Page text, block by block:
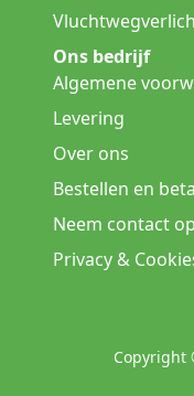
Ons bedrijf
Algemene
Levering
Over ons
Bestellen en
Neem contact op
Privacy &
Copyright